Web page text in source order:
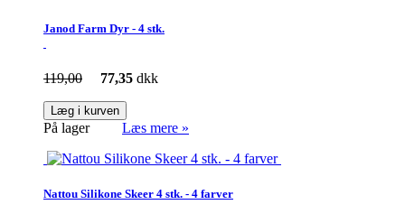
Janod Farm Dyr - 4 stk.
119,00 77,35 dkk
Læg i kurven
På lager Læs mere »
Nattou Silikone Skeer 4 stk. - 4 farver